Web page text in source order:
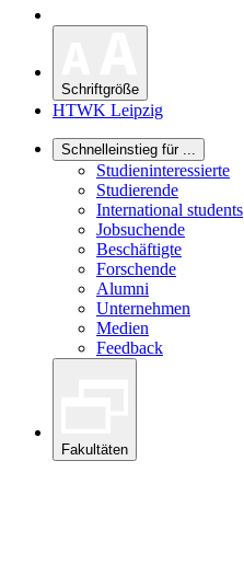
Schriftgröße
HTWK Leipzig
Schnelleinstieg für ...
Studieninteressierte
Studierende
International students
Jobsuchende
Beschäftigte
Forschende
Alumni
Unternehmen
Medien
Feedback
Fakultäten